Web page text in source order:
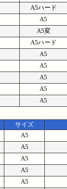
A5ハード
A5
A5変
A5ハード
A5
A5
A5
A5
A5
サイズ
A5
A5
A5
A5
A5